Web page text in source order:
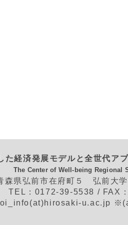
た経済発展モデルと全世代
The Center of Well-being Regional
県弘前市在府町５ 弘前大学
TEL：0172-39-5538 / FAX
u.ac.jp